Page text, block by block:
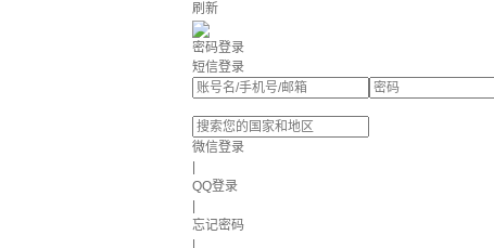
刷新
密码登录
短信登录
微信登录
QQ登录
忘记密码